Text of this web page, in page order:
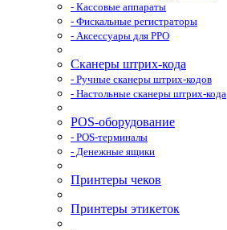
- Кассовые аппараты
- Фискальные регистраторы
- Аксессуары для РРО
Сканеры штрих-кода
- Ручные сканеры штрих-кодов
- Настольные сканеры штрих-кода
POS-оборудование
- POS-терминалы
- Денежные ящики
Принтеры чеков
Принтеры этикеток